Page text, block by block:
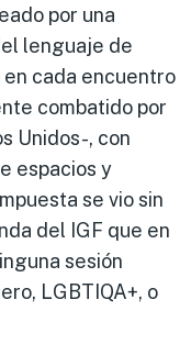
por una
lenguaje de
cada encuentro
combatido por
Unidos-, con
espacios y
se vio sin
del IGF que en
sesión
LGBTIQA+, o